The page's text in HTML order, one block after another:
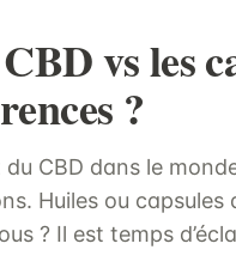
vs les
?
du CBD dans le
Huiles ou capsules
? Il est temps